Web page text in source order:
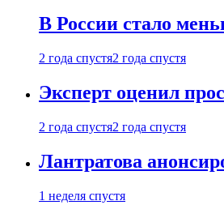
В России стало
2 года спустя2 года спустя
Эксперт оценил
2 года спустя2 года спустя
Лантратова
1 неделя спустя